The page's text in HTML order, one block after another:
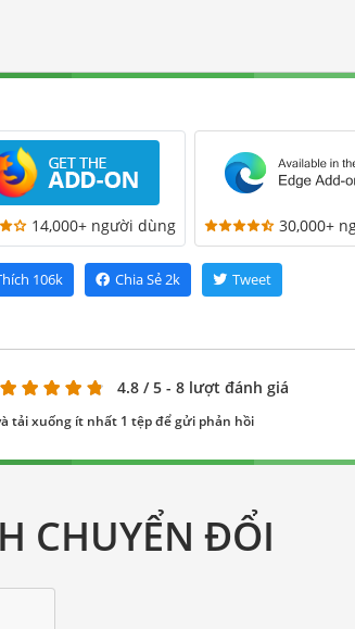
14,000+ người dùng 30,000+
106k Chia Sẻ2k Tweet
4.8 / 5 - 8 lượt đánh giá
tải xuống ít nhất 1 tệp để gửi phản hồi
CHUYỂN ĐỔI